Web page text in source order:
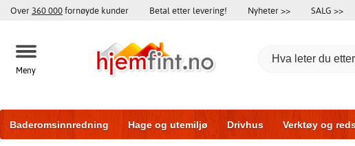
Over 360 000fornøyde kunder Betal etter levering! Nyheter >> SALG >>
Meny
Baderomsinnredning Hage og utemiljø Drivhus Verktøy og